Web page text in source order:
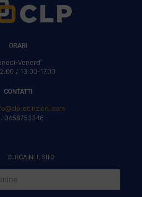
ORARI
Venerdì
/ 13.00-17.00
CONTATTI
0458753346
CERCA NEL SITO